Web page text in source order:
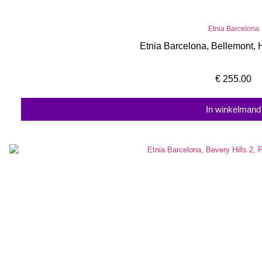
Etnia Barcelona
Etnia Barcelona, Bellemont,
€ 255.00
In winkelmand